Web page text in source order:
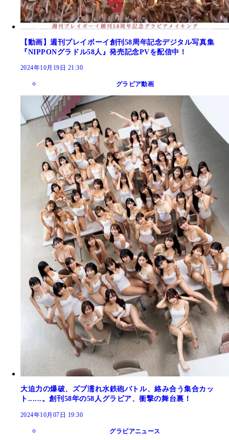
【動画】週刊プレイボーイ創刊58周年記念デジタル写真集
『NIPPONグラドル58人』発売記念PVを配信中！
2024年10月19日 21:30
グラビア動画
大迫力の爆破、ズブ濡れ水鉄砲バトル、絡み合う集合カッ
ト......。創刊58年の58人グラビア、衝撃の舞台裏！
2024年10月07日 19:30
グラビアニュース